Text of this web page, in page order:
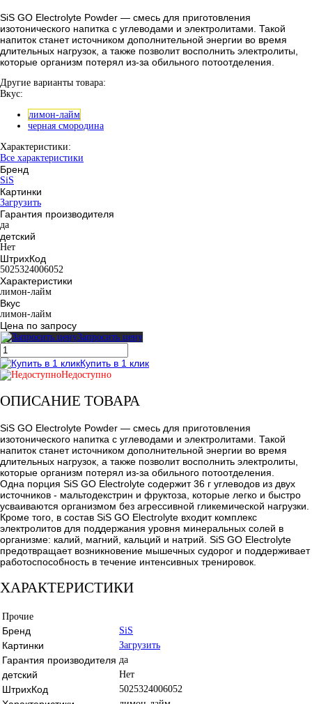
SiS GO Electrolyte Powder — смесь для приготовления
изотонического напитка с углеводами и электролитами. Такой
напиток станет источником дополнительной энергии во время
длительных нагрузок, а также позволит восполнить электролиты,
которые организм потерял из-за обильного потоотделения.
Другие варианты товара:
Вкус:
лимон-лайм
черная смородина
Характеристики:
Все характеристики
Бренд
SiS
Картинки
Загрузить
Гарантия производителя
да
детский
Нет
ШтрихКод
5025324006052
Характеристики
лимон-лайм
Вкус
лимон-лайм
Цена по запросу
Запросить цену
Купить в 1 клик
Недоступно
ОПИСАНИЕ ТОВАРА
SiS GO Electrolyte Powder — смесь для приготовления
изотонического напитка с углеводами и электролитами. Такой
напиток станет источником дополнительной энергии во время
длительных нагрузок, а также позволит восполнить электролиты,
которые организм потерял из-за обильного потоотделения.
Одна порция SiS GO Electrolyte содержит 36 г углеводов из двух
источников - мальтодекстрин и фруктоза, которые легко и быстро
усваиваются организмом без агрессивной гликемической нагрузки.
Кроме того, в состав SiS GO Electrolyte входит комплекс
электролитов для поддержания уровня минеральных солей в
организме: калий, магний, кальций и натрий. SiS GO Electrolyte
предотвращает возникновение мышечных судорог и поддерживает
работоспособность в течение интенсивных тренировок.
ХАРАКТЕРИСТИКИ
Прочие
Бренд SiS
Картинки Загрузить
Гарантия производителя да
детский Нет
ШтрихКод 5025324006052